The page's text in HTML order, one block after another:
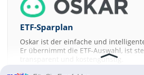
ETF-Sparplan
Oskar ist der einfache und
Er übernimmt die ETF-Auswahl, ist
transparent und kostengünstig.